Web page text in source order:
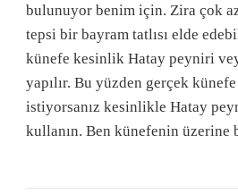
bulunuyor benim için. Zira çok
tepsi bir bayram tatlısı elde
künefe kesinlik Hatay peyniri
yapılır. Bu yüzden gerçek
istiyorsanız kesinlikle Hatay
kullanın. Ben künefenin